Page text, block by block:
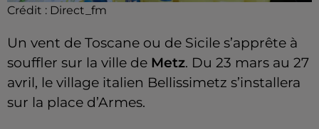
Crédit : Direct_fm
Un vent de Toscane ou de Sicile s’apprête à
souffler sur la ville de Metz. Du 23 mars au 27
avril, le village italien Bellissimetz s’installera
sur la place d’Armes.